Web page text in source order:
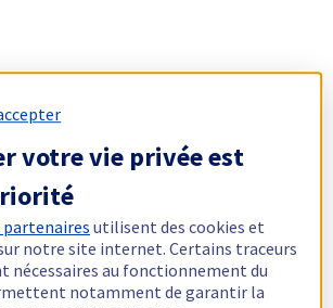
votre vie privée est
partenaires utilisent des cookies et
notre site internet. Certains traceurs
au fonctionnement du
notamment de garantir la